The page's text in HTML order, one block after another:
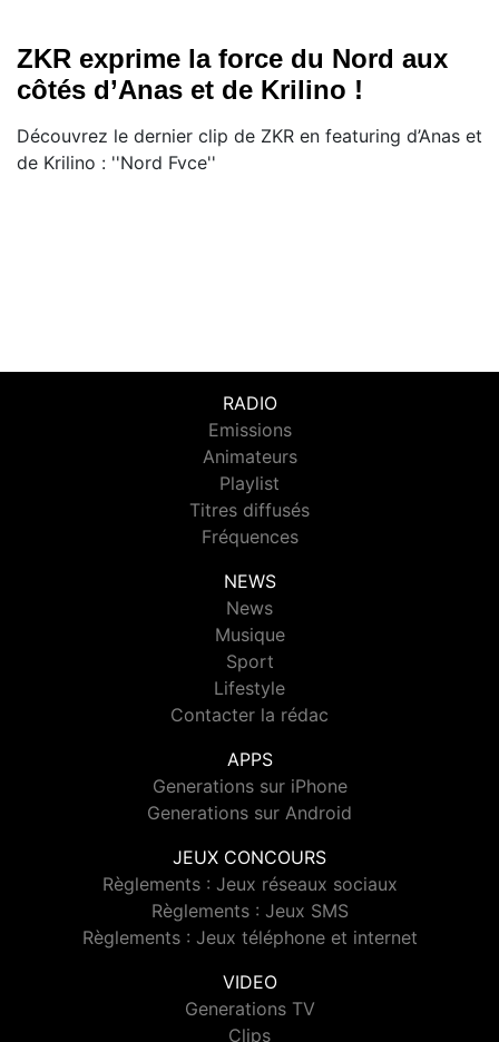
ZKR exprime la force du Nord aux
côtés d’Anas et de Krilino !
Découvrez le dernier clip de ZKR en featuring d’Anas et
de Krilino : ''Nord Fvce''
RADIO
Emissions
Animateurs
Playlist
Titres diffusés
Fréquences
NEWS
News
Musique
Sport
Lifestyle
Contacter la rédac
APPS
Generations sur iPhone
Generations sur Android
JEUX CONCOURS
Règlements : Jeux réseaux sociaux
Règlements : Jeux SMS
Règlements : Jeux téléphone et internet
VIDEO
Generations TV
Clips